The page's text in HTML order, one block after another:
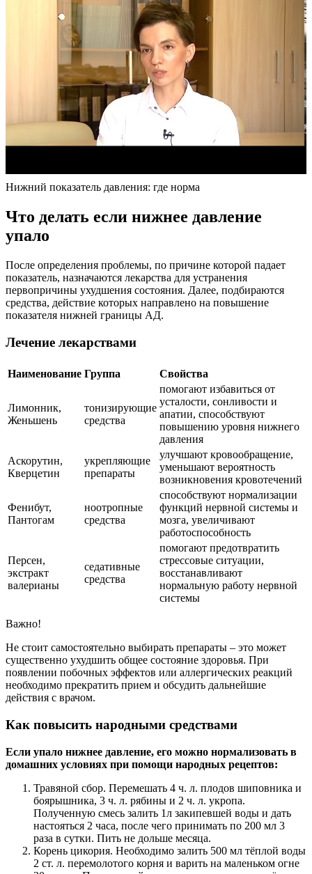
Нижний показатель давления: где норма
Что делать если нижнее давление
упало
После определения проблемы, по причине которой падает
показатель, назначаются лекарства для устранения
первопричины ухудшения состояния. Далее, подбираются
средства, действие которых направлено на повышение
показателя нижней границы АД.
Лечение лекарствами
Наименование Группа Свойства
Лимонник,
Женьшень
тонизирующие
средства
помогают избавиться от
усталости, сонливости и
апатии, способствуют
повышению уровня нижнего
давления
Аскорутин,
Кверцетин
укрепляющие
препараты
улучшают кровообращение,
уменьшают вероятность
возникновения кровотечений
Фенибут,
Пантогам
ноотропные
средства
способствуют нормализации
функций нервной системы и
мозга, увеличивают
работоспособность
Персен,
экстракт
валерианы
седативные
средства
помогают предотвратить
стрессовые ситуации,
восстанавливают
нормальную работу нервной
системы
Важно!
Не стоит самостоятельно выбирать препараты – это может
существенно ухудшить общее состояние здоровья. При
появлении побочных эффектов или аллергических реакций
необходимо прекратить прием и обсудить дальнейшие
действия с врачом.
Как повысить народными средствами
Если упало нижнее давление, его можно нормализовать в
домашних условиях при помощи народных рецептов:
Травяной сбор. Перемешать 4 ч. л. плодов шиповника и
боярышника, 3 ч. л. рябины и 2 ч. л. укропа.
Полученную смесь залить 1л закипевшей воды и дать
настояться 2 часа, после чего принимать по 200 мл 3
раза в сутки. Пить не дольше месяца.
Корень цикория. Необходимо залить 500 мл тёплой воды
2 ст. л. перемолотого корня и варить на маленьком огне